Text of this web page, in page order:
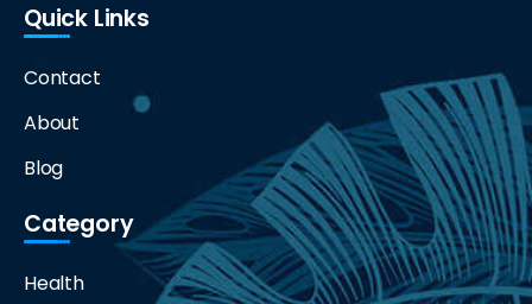
Quick Links
Contact
About
Blog
Category
Health